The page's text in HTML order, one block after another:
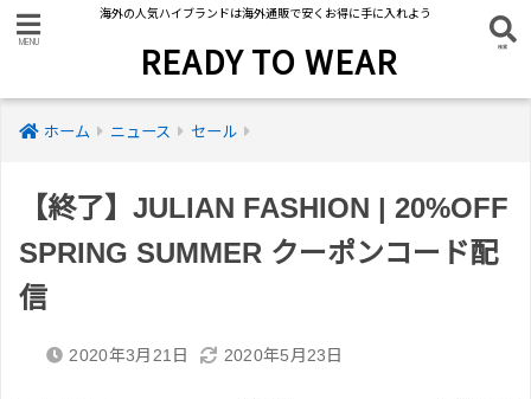
海外の人気ハイブランドは海外通販で安くお得に手に入れよう
READY TO WEAR
ホーム ニュース セール
【終了】JULIAN FASHION | 20%OFF
SPRING SUMMER クーポンコード配
信
2020年3月21日 2020年5月23日